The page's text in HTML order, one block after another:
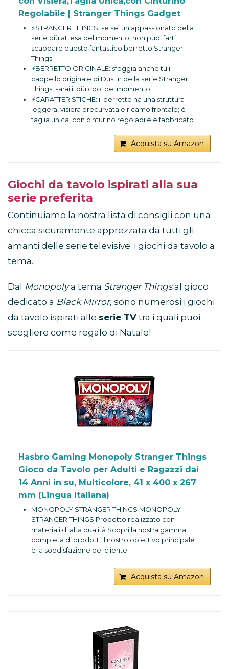
Regolabile | Stranger Things Gadget
⚡️STRANGER THINGS: se sei un appassionato della
serie più attesa del momento, non puoi farti
scappare questo fantastico berretto Stranger
Things
⚡️BERRETTO ORIGINALE: sfoggia anche tu il
cappello originale di Dustin della serie Stranger
Things, sarai il più cool del momento
⚡️CARATTERISTICHE: il berretto ha una struttura
leggera, visiera precurvata e ricamo frontale; è
taglia unica, con cinturino regolabile e fabbricato
⚡️LICENZA UFFICIALE: questo berretto è un
prodotto elaborato con licenza ufficiale Stranger
e comercializzazione di prodotti di cartoleria,
merchandising e poster con le licenze ufficiali più
richieste del momento come Disney, Marvel e
molti altri ancora
Acquista su Amazon
Giochi da tavolo ispirati alla sua
serie preferita
Continuiamo la nostra lista di consigli con una
chicca sicuramente apprezzata da tutti gli
amanti delle serie televisive: i giochi da tavolo a
tema.
Dal Monopolya tema Stranger Thingsal gioco
dedicato a Black Mirror, sono numerosi i giochi
da tavolo ispirati alle serie TV tra i quali puoi
scegliere come regalo di Natale!
Hasbro Gaming Monopoly Stranger Things
Gioco da Tavolo per Adulti e Ragazzi dai
14 Anni in su, Multicolore, 41 x 400 x 267
mm (Lingua Italiana)
MONOPOLY STRANGER THINGS MONOPOLY
STRANGER THINGS Prodotto realizzato con
materiali di alta qualità Scopri la nostra gamma
completa di prodotti Il nostro obiettivo principale
è la soddisfazione del cliente
Acquista su Amazon